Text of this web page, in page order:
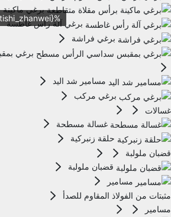
برغي
برغي آلة رأس غاطسة
برغي فراشة
برغي
مسامير شد اليد
برغي مركب
غسالات
غسالة مسطحة
حلقة زنبركية
قضبان ملولبة
قضبان ملولبة
مسامير
مثبتات من الفولاذ المقاوم للصدأ
مسامير
%{tishi_zhanwei}%